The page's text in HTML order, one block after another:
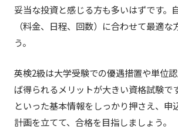
妥当な投資と感じる方も多いはずです。
（料金、日程、回数）に合わせて最適な
う。
英検2級は大学受験での優遇措置や単位
ば得られるメリットが大きい資格試験で
といった基本情報をしっかり押さえ、申
計画を立てて、合格を目指しましょう。